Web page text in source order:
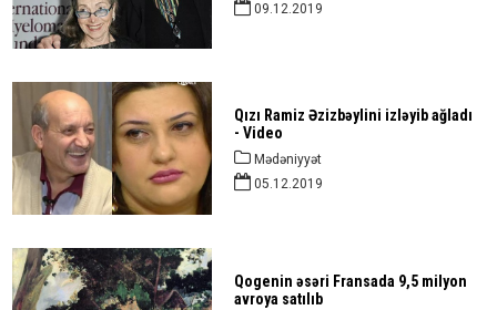
09.12.2019
Qızı Ramiz Əzizbəylini izləyib ağladı
- Video
Mədəniyyət
05.12.2019
Qogenin əsəri Fransada 9,5 milyon
avroya satılıb